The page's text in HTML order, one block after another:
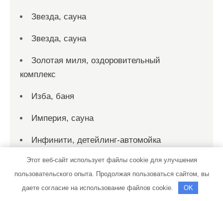
Звезда, сауна
Звезда, сауна
Золотая миля, оздоровительный
комплекс
Изба, баня
Империя, сауна
Инфинити, детейлинг-автомойка
ИП Мокочунин
Этот веб-сайт использует файлы cookie для улучшения
пользовательского опыта. Продолжая пользоваться сайтом, вы
даете согласие на использование файлов cookie.
OK